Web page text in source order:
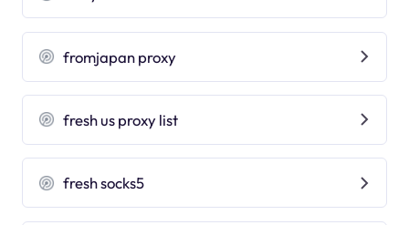
fromjapan proxy
fresh us proxy list
fresh socks5